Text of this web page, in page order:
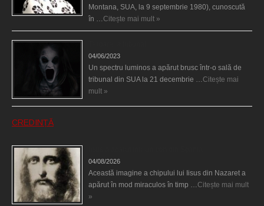
Montana, SUA, la 9 septembrie 1980), cunoscută
în … Citește mai mult »
04/06/2023
Un spectru luminos a apărut brusc într-o sală de
tribunal din SUA la 21 decembrie … Citește mai
mult »
CREDINȚĂ
04/08/2026
Această imagine a chipului lui Iisus din Nazaret a
apărut în mod miraculos în timp … Citește mai mult
»